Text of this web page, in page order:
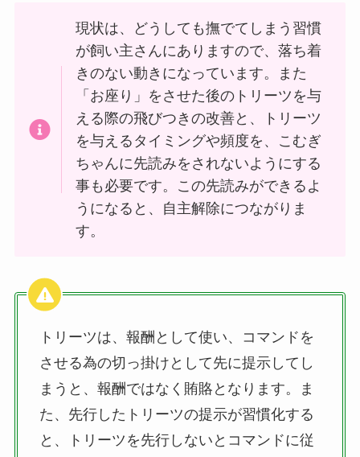
現状は、どうしても撫でてしまう習慣
が飼い主さんにありますので、落ち着
きのない動きになっています。また
「お座り」をさせた後のトリーツを与
える際の飛びつきの改善と、トリーツ
を与えるタイミングや頻度を、こむぎ
ちゃんに先読みをされないようにする
事も必要です。この先読みができるよ
うになると、自主解除につながりま
す。
トリーツは、報酬として使い、コマンドを
させる為の切っ掛けとして先に提示してし
まうと、報酬ではなく賄賂となります。ま
た、先行したトリーツの提示が習慣化する
と、トリーツを先行しないとコマンドに従